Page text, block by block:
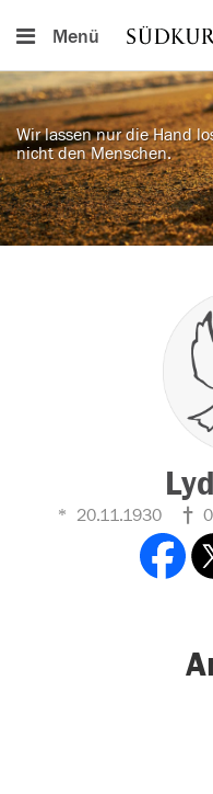
Menü
Wir lassen nur die Hand
nicht den Menschen.
20.11.1930